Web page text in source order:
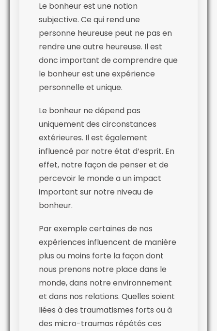
Le bonheur est une notion
subjective. Ce qui rend une
personne heureuse peut ne pas en
rendre une autre heureuse. Il est
donc important de comprendre que
le bonheur est une expérience
personnelle et unique.
Le bonheur ne dépend pas
uniquement des circonstances
extérieures. Il est également
influencé par notre état d’esprit. En
effet, notre façon de penser et de
percevoir le monde a un impact
important sur notre niveau de
bonheur.
Par exemple certaines de nos
expériences influencent de manière
plus ou moins forte la façon dont
nous prenons notre place dans le
monde, dans notre environnement
et dans nos relations. Quelles soient
liées à des traumatismes forts ou à
des micro-traumas répétés ces